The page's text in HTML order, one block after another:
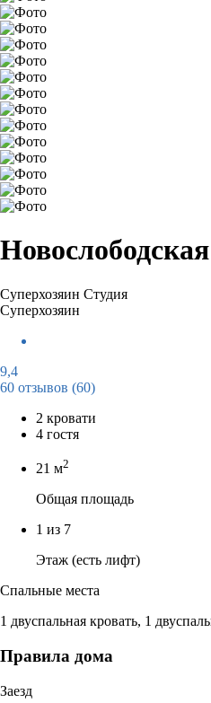
Суперхозяин Студия
Суперхозяин
9,4
60 отзывов (60)
2 кровати
4 гостя
21 м2
Общая площадь
1 из 7
Этаж (есть лифт)
Спальные места
1 двуспальная кровать, 1
Правила дома
Заезд